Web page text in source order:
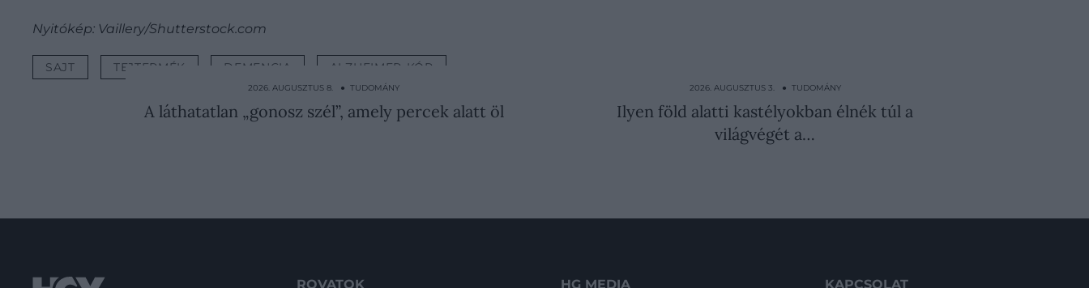
Nyitókép: Vaillery/Shutterstock.com
SAJT TEJTERMÉK DEMENCIA ALZHEIMER-KÓR
2026. AUGUSZTUS 8. ● TUDOMÁNY
A láthatatlan „gonosz szél”, amely percek alatt öl
2026. AUGUSZTUS 3. ● TUDOMÁNY
Ilyen föld alatti kastélyokban élnék túl a
világvégét a…
ROVATOK HG MEDIA KAPCSOLAT